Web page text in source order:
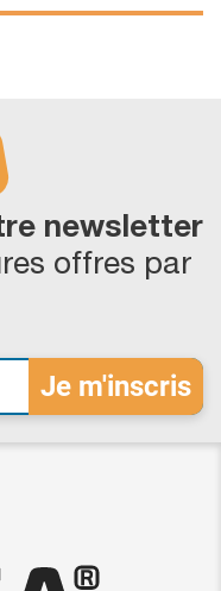
newsletter
offres par